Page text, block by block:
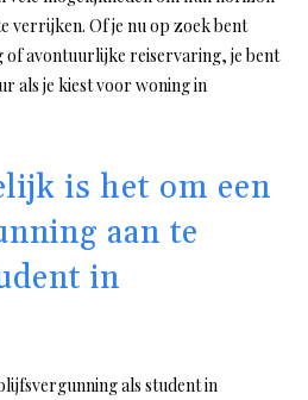
verrijken. Of je nu op zoek bent
of avontuurlijke reiservaring, je bent
als je kiest voor woning in
is het om een
aan te
in
als student in